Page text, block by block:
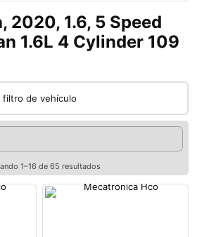
2020, 1.6, 5 Speed
1.6L 4 Cylinder 109
filtro de vehículo
1–16 de 65 resultados